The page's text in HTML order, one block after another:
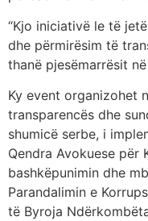
“Kjo iniciativë le të
dhe përmirësim të
thanë pjesëmarrësit
Ky event organizohet
transparencës dhe
shumicë serbe, i
Qendra Avokuese për
bashkëpunimin dhe
Parandalimin e
të Byroja